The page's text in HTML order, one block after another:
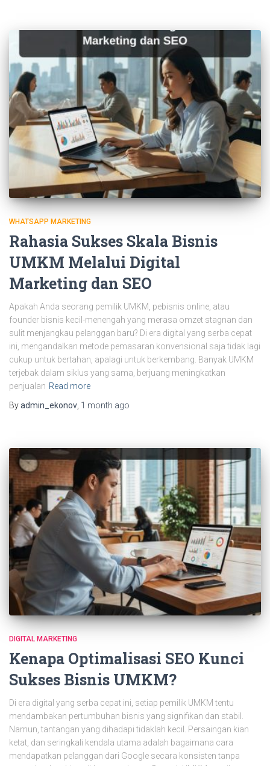
WHATSAPP MARKETING
Rahasia Sukses Skala Bisnis
UMKM Melalui Digital
Marketing dan SEO
Apakah Anda seorang pemilik UMKM, pebisnis online, atau
founder bisnis kecil-menengah yang merasa omzet stagnan dan
sulit menjangkau pelanggan baru? Di era digital yang serba cepat
ini, mengandalkan metode pemasaran konvensional saja tidak lagi
cukup untuk bertahan, apalagi untuk berkembang. Banyak UMKM
terjebak dalam siklus yang sama, berjuang meningkatkan
penjualan Read more
Byadmin_ekonov 1 month ago
DIGITAL MARKETING
Kenapa Optimalisasi SEO Kunci
Sukses Bisnis UMKM?
Di era digital yang serba cepat ini, setiap pemilik UMKM tentu
mendambakan pertumbuhan bisnis yang signifikan dan stabil.
Namun, tantangan yang dihadapi tidaklah kecil. Persaingan kian
ketat, dan seringkali kendala utama adalah bagaimana cara
mendapatkan pelanggan dari Google secara konsisten tanpa